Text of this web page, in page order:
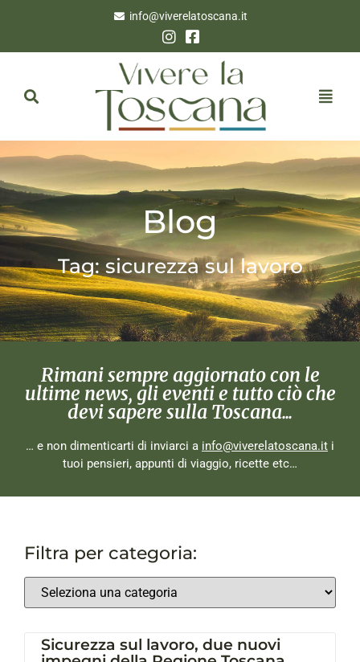
info@viverelatoscana.it
Blog
Tag: sicurezza sul lavoro
Rimani sempre aggiornato con le
ultime news, gli eventi e tutto ciò che
devi sapere sulla Toscana...
… e non dimenticarti di inviarci a info@viverelatoscana.it i
tuoi pensieri, appunti di viaggio, ricette etc…
Filtra per categoria:
Sicurezza sul lavoro, due nuovi